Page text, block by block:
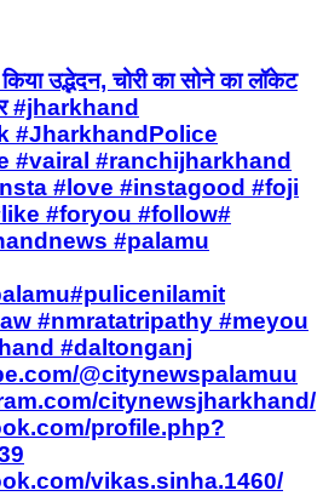
उद्भेदन, चोरी का सोने का लॉकेट
#jharkhand
#JharkhandPolice
#vairal #ranchijharkhand
#love #instagood #foji
#foryou #follow#
#palamu
#nmratatripathy #meyou
#daltonganj
@citynewspalamuu
citynewsjharkhand/
profile.php?
vikas.sinha.1460/